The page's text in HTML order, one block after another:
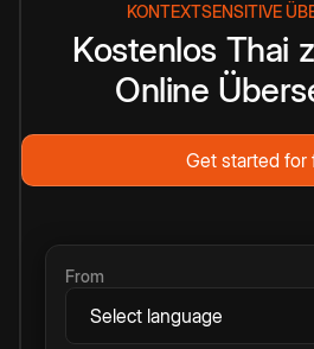
KONTEXTSENSITIVE
Kostenlos Thai
Online
Get started for
From